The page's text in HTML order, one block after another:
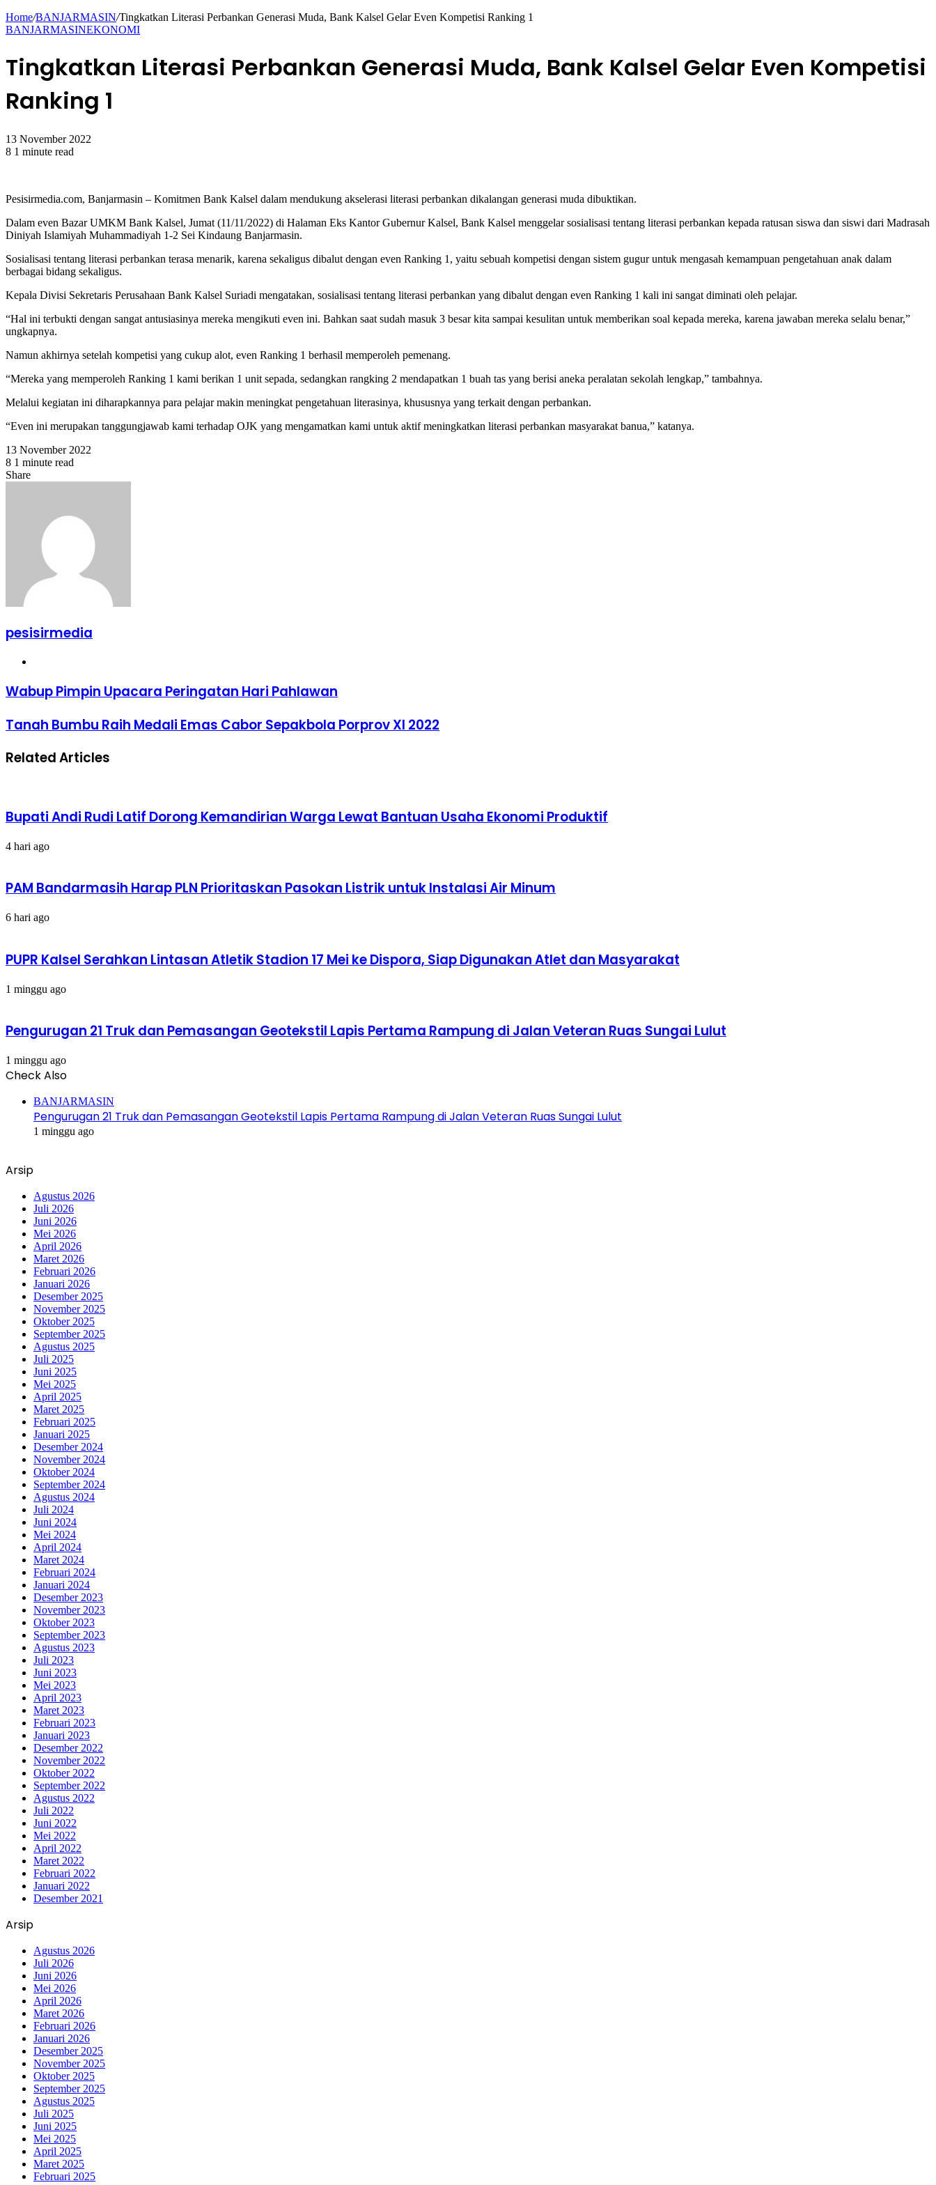
Home/BANJARMASIN/Tingkatkan Literasi Perbankan Generasi Muda, Bank Kalsel Gelar Even Kompetisi Ranking 1
BANJARMASINEKONOMI
Tingkatkan Literasi Perbankan Generasi Muda, Bank Kalsel Gelar Even Kompetisi
Ranking 1
13 November 2022
8 1 minute read
Facebook
Twitter
WhatsApp
Pesisirmedia.com, Banjarmasin – Komitmen Bank Kalsel dalam mendukung akselerasi literasi perbankan dikalangan generasi muda dibuktikan.
Dalam even Bazar UMKM Bank Kalsel, Jumat (11/11/2022) di Halaman Eks Kantor Gubernur Kalsel, Bank Kalsel menggelar sosialisasi tentang literasi perbankan kepada ratusan siswa dan siswi dari Madrasah
Diniyah Islamiyah Muhammadiyah 1-2 Sei Kindaung Banjarmasin.
Sosialisasi tentang literasi perbankan terasa menarik, karena sekaligus dibalut dengan even Ranking 1, yaitu sebuah kompetisi dengan sistem gugur untuk mengasah kemampuan pengetahuan anak dalam
berbagai bidang sekaligus.
Kepala Divisi Sekretaris Perusahaan Bank Kalsel Suriadi mengatakan, sosialisasi tentang literasi perbankan yang dibalut dengan even Ranking 1 kali ini sangat diminati oleh pelajar.
“Hal ini terbukti dengan sangat antusiasinya mereka mengikuti even ini. Bahkan saat sudah masuk 3 besar kita sampai kesulitan untuk memberikan soal kepada mereka, karena jawaban mereka selalu benar,”
ungkapnya.
Namun akhirnya setelah kompetisi yang cukup alot, even Ranking 1 berhasil memperoleh pemenang.
“Mereka yang memperoleh Ranking 1 kami berikan 1 unit sepada, sedangkan rangking 2 mendapatkan 1 buah tas yang berisi aneka peralatan sekolah lengkap,” tambahnya.
Melalui kegiatan ini diharapkannya para pelajar makin meningkat pengetahuan literasinya, khususnya yang terkait dengan perbankan.
“Even ini merupakan tanggungjawab kami terhadap OJK yang mengamatkan kami untuk aktif meningkatkan literasi perbankan masyarakat banua,” katanya.
13 November 2022
8 1 minute read
Facebook
Twitter
WhatsApp
Share
pesisirmedia
Wabup Pimpin Upacara Peringatan Hari Pahlawan
Tanah Bumbu Raih Medali Emas Cabor Sepakbola Porprov XI 2022
Related Articles
Bupati Andi Rudi Latif Dorong Kemandirian Warga Lewat Bantuan Usaha Ekonomi Produktif
4 hari ago
PAM Bandarmasih Harap PLN Prioritaskan Pasokan Listrik untuk Instalasi Air Minum
6 hari ago
PUPR Kalsel Serahkan Lintasan Atletik Stadion 17 Mei ke Dispora, Siap Digunakan Atlet dan Masyarakat
1 minggu ago
Pengurugan 21 Truk dan Pemasangan Geotekstil Lapis Pertama Rampung di Jalan Veteran Ruas Sungai Lulut
1 minggu ago
Check Also
BANJARMASIN
Pengurugan 21 Truk dan Pemasangan Geotekstil Lapis Pertama Rampung di Jalan Veteran Ruas Sungai Lulut
1 minggu ago
Arsip
Agustus 2026
Juli 2026
Juni 2026
Mei 2026
April 2026
Maret 2026
Februari 2026
Januari 2026
Desember 2025
November 2025
Oktober 2025
September 2025
Agustus 2025
Juli 2025
Juni 2025
Mei 2025
April 2025
Maret 2025
Februari 2025
Januari 2025
Desember 2024
November 2024
Oktober 2024
September 2024
Agustus 2024
Juli 2024
Juni 2024
Mei 2024
April 2024
Maret 2024
Februari 2024
Januari 2024
Desember 2023
November 2023
Oktober 2023
September 2023
Agustus 2023
Juli 2023
Juni 2023
Mei 2023
April 2023
Maret 2023
Februari 2023
Januari 2023
Desember 2022
November 2022
Oktober 2022
September 2022
Agustus 2022
Juli 2022
Juni 2022
Mei 2022
April 2022
Maret 2022
Februari 2022
Januari 2022
Desember 2021
Arsip
Agustus 2026
Juli 2026
Juni 2026
Mei 2026
April 2026
Maret 2026
Februari 2026
Januari 2026
Desember 2025
November 2025
Oktober 2025
September 2025
Agustus 2025
Juli 2025
Juni 2025
Mei 2025
April 2025
Maret 2025
Februari 2025